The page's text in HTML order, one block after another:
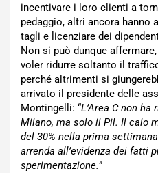
incentivare i loro clienti a
pedaggio, altri ancora hanno
tagli e licenziare dei
Non si può dunque
voler ridurre soltanto il
perché altrimenti si
arrivato il presidente delle
Montingelli: “L’Area C non
Milano, ma solo il Pil. Il calo
del 30% nella prima
arrenda all’evidenza dei fatti
sperimentazione.”